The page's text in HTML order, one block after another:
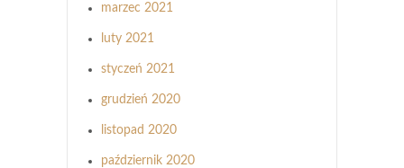
marzec 2021
luty 2021
styczeń 2021
grudzień 2020
listopad 2020
październik 2020